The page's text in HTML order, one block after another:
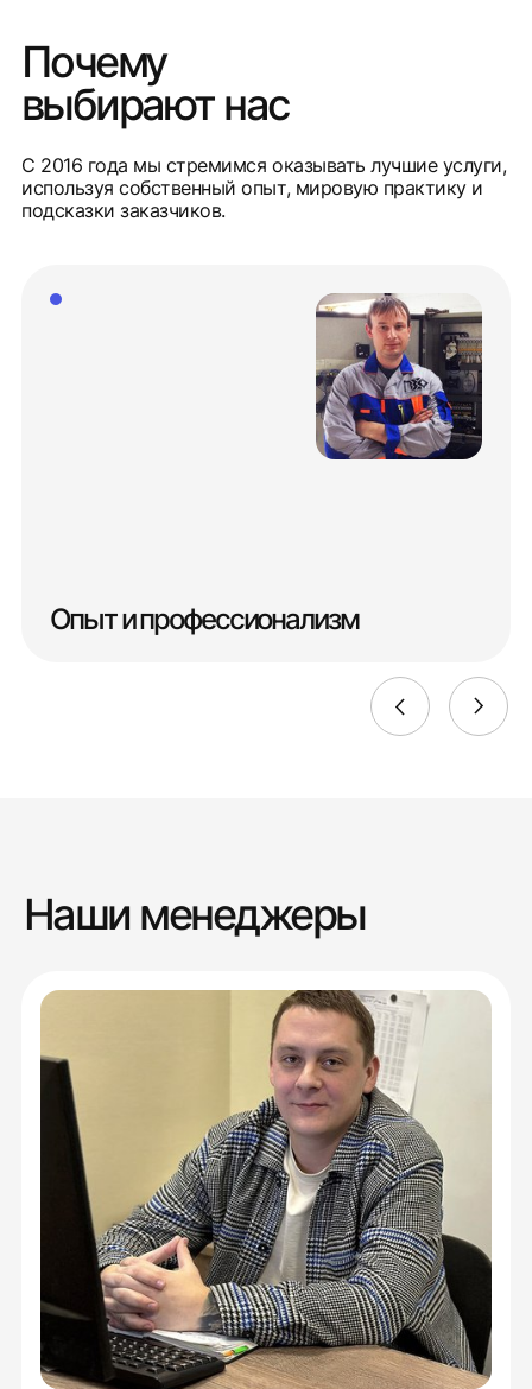
Почему
выбирают нас
С 2016 года мы стремимся оказывать лучшие услуги,
используя собственный опыт, мировую практику и
подсказки заказчиков.
Опыт и профессионализм
Наши менеджеры